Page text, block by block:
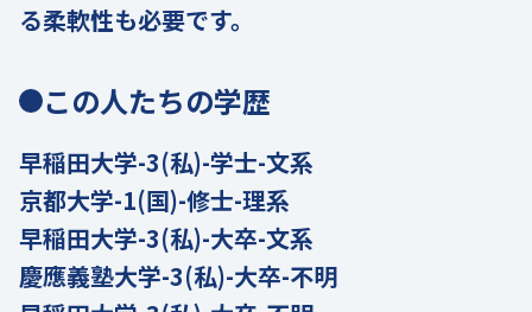
る柔軟性も必要です。
この人たちの学歴
早稲田大学-3(私)-学士-文系
京都大学-1(国)-修士-理系
早稲田大学-3(私)-大卒-文系
慶應義塾大学-3(私)-大卒-不明